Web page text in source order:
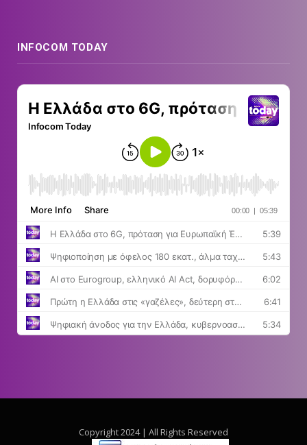
INFOCOM TODAY
Copyright 2024 | All Rights Reserved